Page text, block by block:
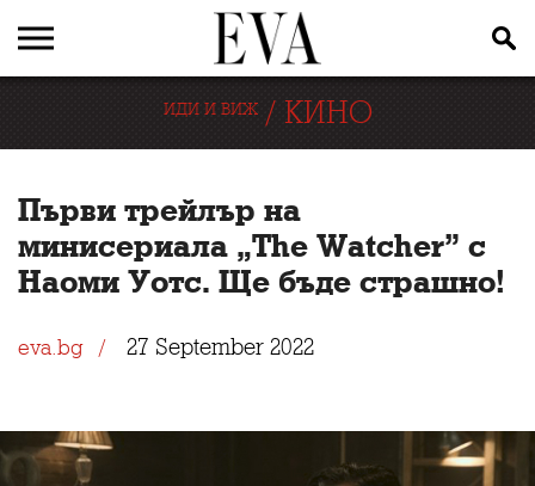
ИДИ И ВИЖ/ КИНО
Първи трейлър на
минисериала „The Watcher” с
Наоми Уотс. Ще бъде страшно!
eva.bg 27 September 2022